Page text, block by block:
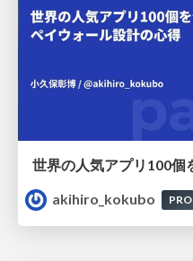
akihiro_kokubo
PRO